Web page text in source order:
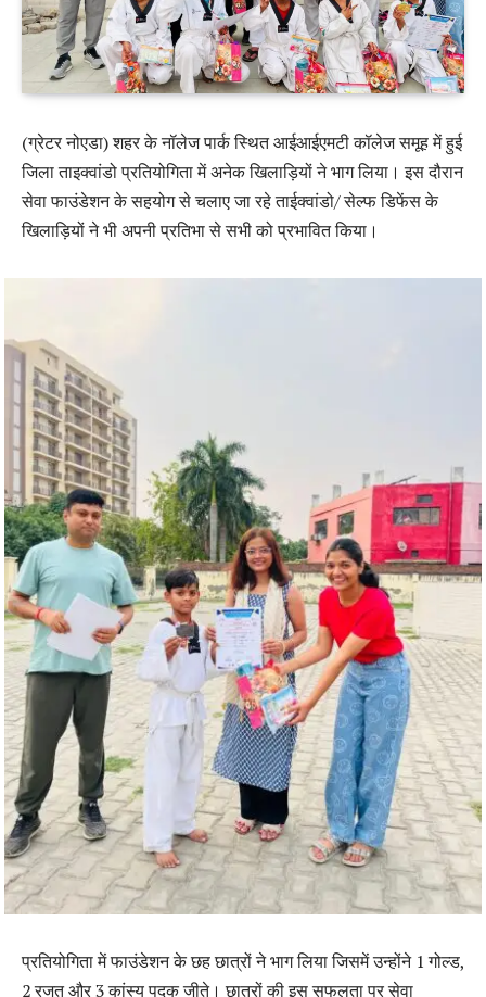
(ग्रेटर नोएडा) शहर के नॉलेज पार्क स्थित आईआईएमटी कॉलेज समूह में हुई
जिला ताइक्वांडो प्रतियोगिता में अनेक खिलाड़ियों ने भाग लिया। इस दौरान
सेवा फाउंडेशन के सहयोग से चलाए जा रहे ताईक्वांडो/ सेल्फ डिफेंस के
खिलाड़ियों ने भी अपनी प्रतिभा से सभी को प्रभावित किया।
प्रतियोगिता में फाउंडेशन के छह छात्रों ने भाग लिया जिसमें उन्होंने 1 गोल्ड,
2 रजत और 3 कांस्य पदक जीते। छात्रों की इस सफलता पर सेवा